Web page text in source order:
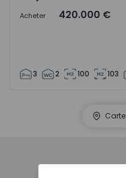
Acheter 420.000 €
3 2 100 103
Carte